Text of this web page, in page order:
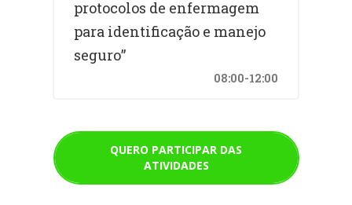
protocolos de enfermagem
para identificação e manejo
seguro”
08:00-12:00
QUERO PARTICIPAR DAS
ATIVIDADES